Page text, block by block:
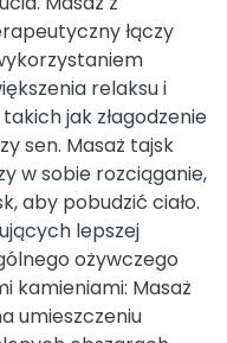
łączy
relaksu i
jak złagodzenie
sen. Masaż tajsk
w sobie rozciąganie,
aby pobudzić ciało.
lepszej
ożywczego
kamieniami: Masaż
umieszczeniu